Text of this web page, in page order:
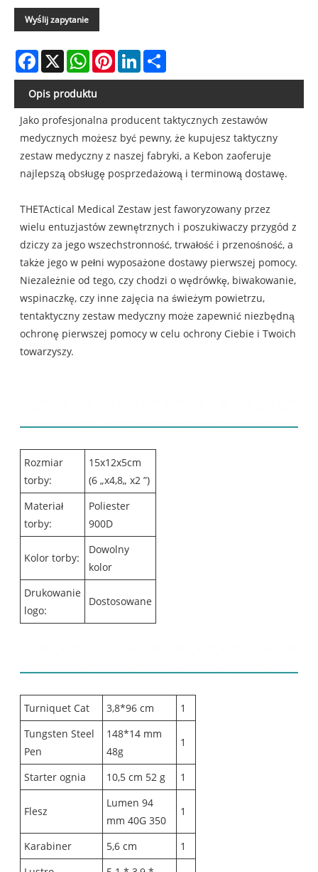
Wyślij zapytanie
Facebook
X WhatsAppPinterestLinkedIn
Opis produktu
Jako profesjonalna producent taktycznych zestawów
medycznych możesz być pewny, że kupujesz taktyczny
zestaw medyczny z naszej fabryki, a Kebon zaoferuje
najlepszą obsługę posprzedażową i terminową dostawę.
THETActical Medical Zestaw jest faworyzowany przez
wielu entuzjastów zewnętrznych i poszukiwaczy przygód z
dziczy za jego wszechstronność, trwałość i przenośność, a
także jego w pełni wyposażone dostawy pierwszej pomocy.
Niezależnie od tego, czy chodzi o wędrówkę, biwakowanie,
wspinaczkę, czy inne zajęcia na świeżym powietrzu,
tentaktyczny zestaw medyczny może zapewnić niezbędną
ochronę pierwszej pomocy w celu ochrony Ciebie i Twoich
towarzyszy.
Rozmiar
torby:
15x12x5cm
(6 „x4,8„ x2 ”)
Materiał
torby:
Poliester
900D
Kolor torby:
Dowolny
kolor
Drukowanie
logo:
Dostosowane
Turniquet Cat 3,8*96 cm
1
Tungsten Steel
Pen
148*14 mm
48g
1
Starter ognia 10,5 cm 52 g 1
Flesz
Lumen 94
mm 40G 350
1
Karabiner 5,6 cm
1